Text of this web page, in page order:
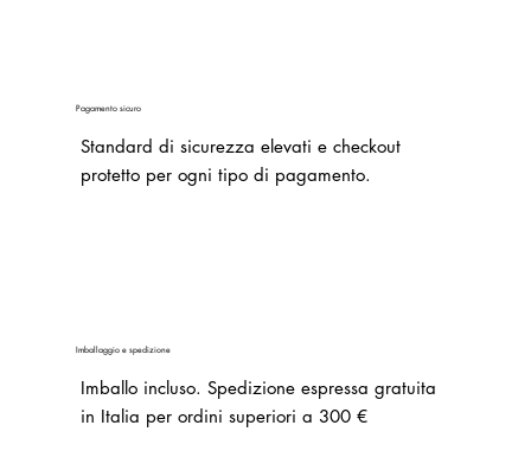
Pagamento sicuro
Standard di sicurezza elevati e checkout
protetto per ogni tipo di pagamento.
Imballaggio e spedizione
Imballo incluso. Spedizione espressa gratuita
in Italia per ordini superiori a 300 €